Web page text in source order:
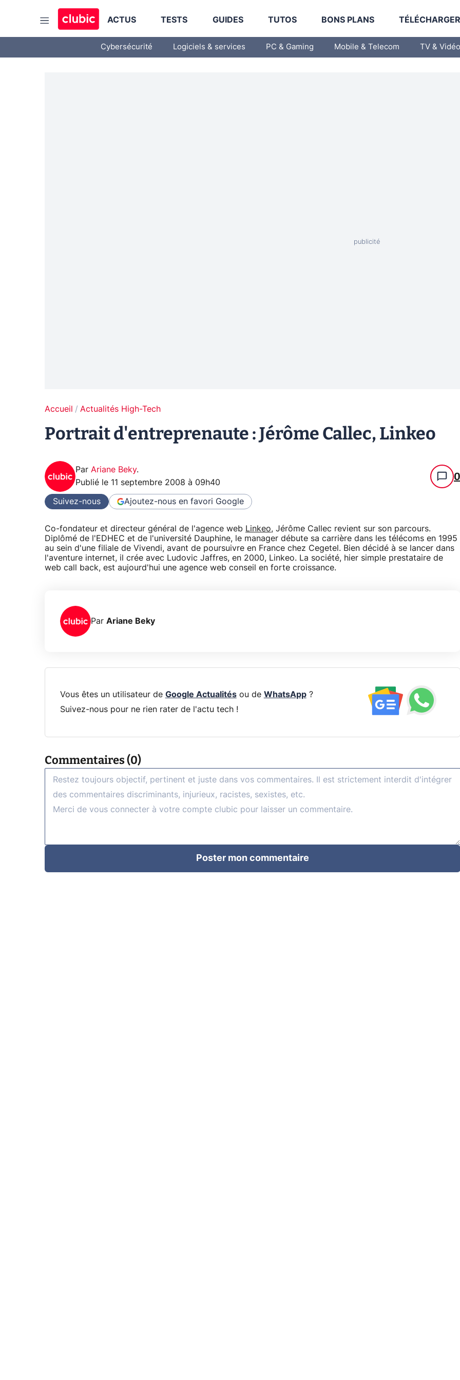
ACTUS TESTS GUIDES TUTOS BONS PLANS
Cybersécurité Logiciels & services PC & Gaming Mobile & Telecom TV & Vidéo
Accueil Actualités High-Tech
Portrait d'entreprenaute : Jérôme Callec, Linkeo
Par Ariane Beky.
Publié le 11 septembre 2008 à 09h40 0
Suivez-nous Ajoutez-nous en favori Google
Co-fondateur et directeur général de l'agence web Linkeo, Jérôme Callec revient sur son parcours.
Diplômé de l'EDHEC et de l'université Dauphine, le manager débute sa carrière dans les télécoms en 1995
au sein d'une filiale de Vivendi, avant de poursuivre en France chez Cegetel. Bien décidé à se lancer dans
l'aventure internet, il crée avec Ludovic Jaffres, en 2000, Linkeo. La société, hier simple prestataire de
web call back, est aujourd'hui une agence web conseil en forte croissance.
Par Ariane Beky
Vous êtes un utilisateur de Google Actualitésou de WhatsApp?
Suivez-nous pour ne rien rater de l'actu tech !
Commentaires (0)
Poster mon commentaire